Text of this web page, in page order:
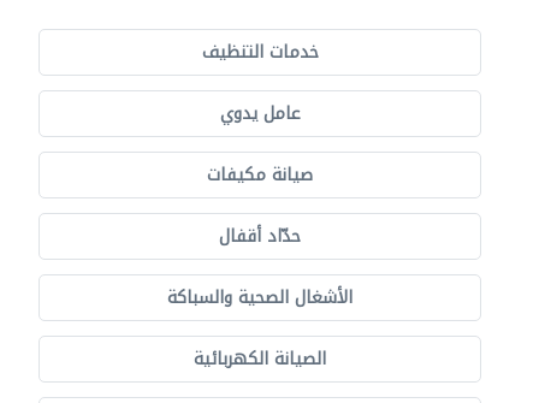
خدمات التنظيف
عامل يدوي
صيانة مكيفات
حدّاد أقفال
الأشغال الصحية والسباكة
الصيانة الكهربائية